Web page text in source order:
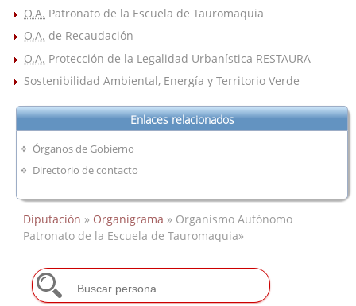
O.A. Patronato de la Escuela de Tauromaquia
O.A. de Recaudación
O.A. Protección de la Legalidad Urbanística RESTAURA
Sostenibilidad Ambiental, Energía y Territorio Verde
Enlaces relacionados
Órganos de Gobierno
Directorio de contacto
Diputación » Organigrama » Organismo Autónomo
Patronato de la Escuela de Tauromaquia»